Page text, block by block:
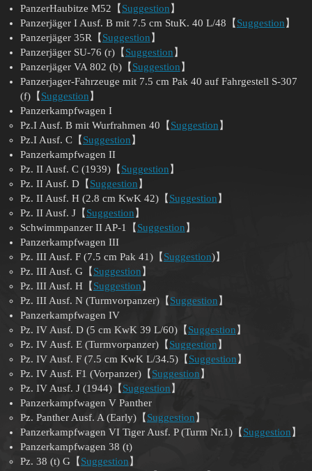
PanzerHaubitze M52【 Suggestion 】
Panzerjäger I Ausf. B mit 7.5 cm StuK. 40 L/48【 Suggestion 】
Panzerjäger 35R【 Suggestion 】
Panzerjäger SU-76 (r)【 Suggestion 】
Panzerjäger VA 802 (b)【 Suggestion 】
Panzerjager-Fahrzeuge mit 7.5 cm Pak 40 auf Fahrgestell S-307
(f)【 Suggestion 】
Panzerkampfwagen I
Pz.I Ausf. B mit Wurfrahmen 40【 Suggestion 】
Pz.I Ausf. C【 Suggestion 】
Panzerkampfwagen II
Pz. II Ausf. C (1939)【 Suggestion 】
Pz. II Ausf. D【 Suggestion 】
Pz. II Ausf. H (2.8 cm KwK 42)【 Suggestion 】
Pz. II Ausf. J【 Suggestion 】
Schwimmpanzer II AP-1【 Suggestion 】
Panzerkampfwagen III
Pz. III Ausf. F (7.5 cm Pak 41)【 Suggestion)】
Pz. III Ausf. G【 Suggestion 】
Pz. III Ausf. H【 Suggestion 】
Pz. III Ausf. N (Turmvorpanzer)【 Suggestion 】
Panzerkampfwagen IV
Pz. IV Ausf. D (5 cm KwK 39 L/60)【 Suggestion 】
Pz. IV Ausf. E (Turmvorpanzer)【 Suggestion 】
Pz. IV Ausf. F (7.5 cm KwK L/34.5)【 Suggestion 】
Pz. IV Ausf. F1 (Vorpanzer)【 Suggestion 】
Pz. IV Ausf. J (1944)【 Suggestion 】
Panzerkampfwagen V Panther
Pz. Panther Ausf. A (Early)【 Suggestion 】
Panzerkampfwagen VI Tiger Ausf. P (Turm Nr.1)【 Suggestion 】
Panzerkampfwagen 38 (t)
Pz. 38 (t) G【 Suggestion 】